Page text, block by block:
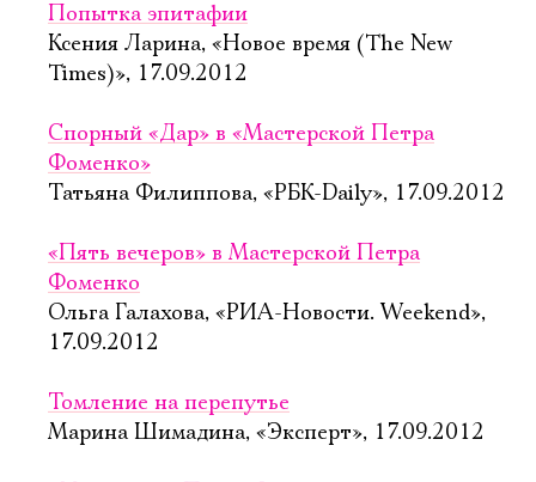
Попытка эпитафии
Ксения Ларина, «Новое время (The New
Times)», 17.09.2012
Спорный «Дар» в «Мастерской Петра
Фоменко»
Татьяна Филиппова, «РБК-Daily», 17.09.2012
«Пять вечеров» в Мастерской Петра
Фоменко
Ольга Галахова, «РИА-Новости. Weekend»,
17.09.2012
Томление на перепутье
Марина Шимадина, «Эксперт», 17.09.2012